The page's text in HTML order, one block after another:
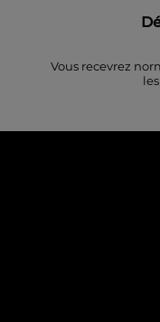
Vous recevrez